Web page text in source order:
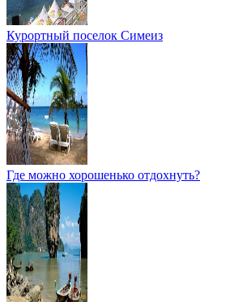
Курортный поселок Симеиз
Где можно хорошенько отдохнуть?